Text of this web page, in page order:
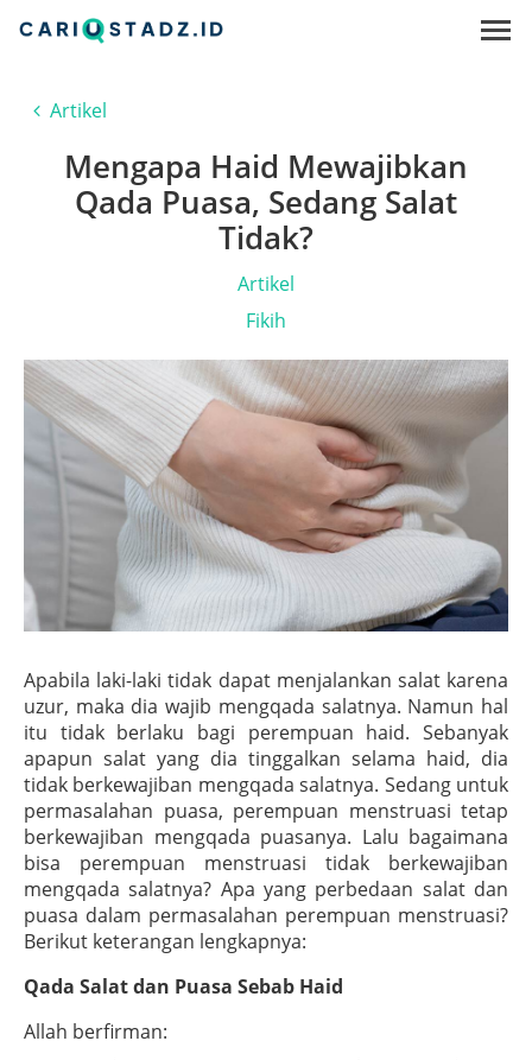
Artikel
Mengapa Haid Mewajibkan
Qada Puasa, Sedang Salat
Tidak?
Artikel
Fikih
Apabila laki-laki tidak dapat menjalankan salat karena
uzur, maka dia wajib mengqada salatnya. Namun hal
itu tidak berlaku bagi perempuan haid. Sebanyak
apapun salat yang dia tinggalkan selama haid, dia
tidak berkewajiban mengqada salatnya. Sedang untuk
permasalahan puasa, perempuan menstruasi tetap
berkewajiban mengqada puasanya. Lalu bagaimana
bisa perempuan menstruasi tidak berkewajiban
mengqada salatnya? Apa yang perbedaan salat dan
puasa dalam permasalahan perempuan menstruasi?
Berikut keterangan lengkapnya:
Qada Salat dan Puasa Sebab Haid
Allah berfirman: